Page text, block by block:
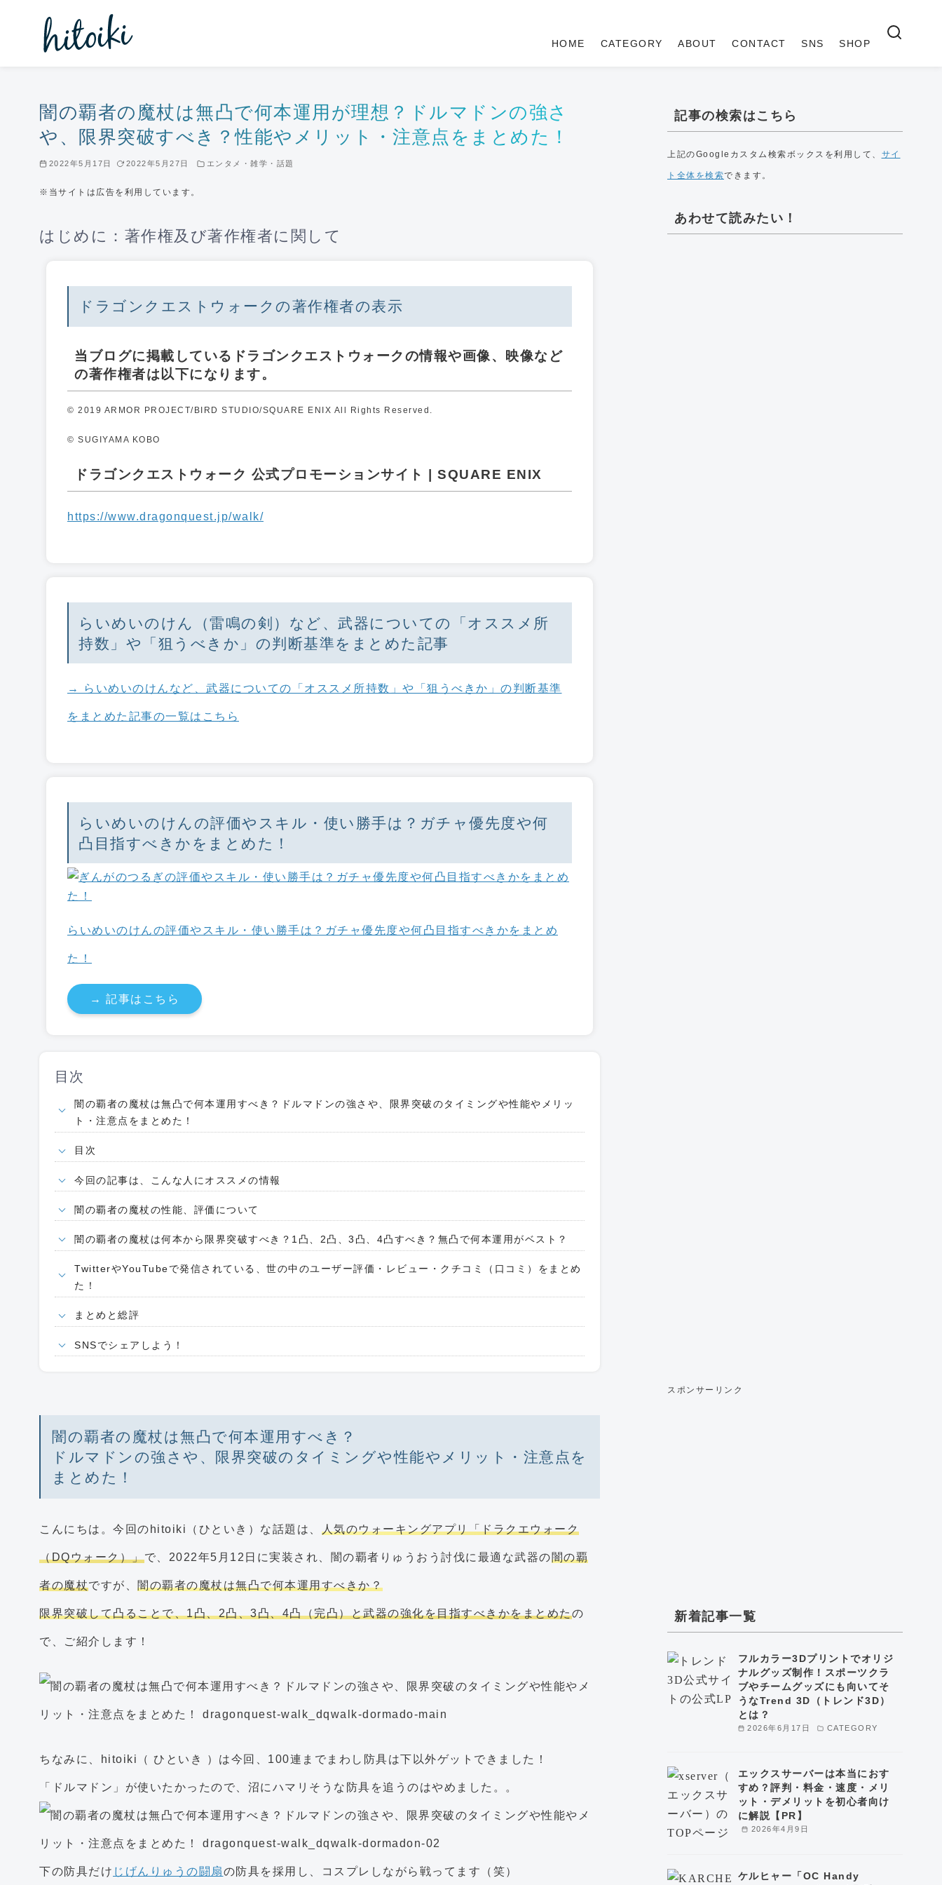
HOME CATEGORY ABOUT CONTACT SNS SHOP
闇の覇者の魔杖は無凸で何本運用が理想？ドルマドンの強さ
や、限界突破すべき？性能やメリット・注意点をまとめた！
2022年5月17日 2022年5月27日 エンタメ・雑学・話題
※当サイトは広告を利用しています。
はじめに：著作権及び著作権者に関して
ドラゴンクエストウォークの著作権者の表示
当ブログに掲載しているドラゴンクエストウォークの情報や画像、映像など
の著作権者は以下になります。
© 2019 ARMOR PROJECT/BIRD STUDIO/SQUARE ENIX All Rights Reserved.
© SUGIYAMA KOBO
ドラゴンクエストウォーク 公式プロモーションサイト | SQUARE ENIX
https://www.dragonquest.jp/walk/
らいめいのけん（雷鳴の剣）など、武器についての「オススメ所
持数」や「狙うべきか」の判断基準をまとめた記事
→ らいめいのけんなど、武器についての「オススメ所持数」や「狙うべきか」の判断基準
をまとめた記事の一覧はこちら
らいめいのけんの評価やスキル・使い勝手は？ガチャ優先度や何
凸目指すべきかをまとめた！
らいめいのけんの評価やスキル・使い勝手は？ガチャ優先度や何凸目指すべきかをまとめ
た！
→ 記事はこちら
目次
闇の覇者の魔杖は無凸で何本運用すべき？ドルマドンの強さや、限界突破のタイミングや性能やメリッ
ト・注意点をまとめた！
目次
今回の記事は、こんな人にオススメの情報
闇の覇者の魔杖の性能、評価について
闇の覇者の魔杖は何本から限界突破すべき？1凸、2凸、3凸、4凸すべき？無凸で何本運用がベスト？
TwitterやYouTubeで発信されている、世の中のユーザー評価・レビュー・クチコミ（口コミ）をまとめ
た！
まとめと総評
SNSでシェアしよう！
闇の覇者の魔杖は無凸で何本運用すべき？
ドルマドンの強さや、限界突破のタイミングや性能やメリット・注意点を
まとめた！
こんにちは。今回のhitoiki（ひといき）な話題は、 人気のウォーキングアプリ「ドラクエウォーク
（DQウォーク）」で、2022年5月12日に実装され、闇の覇者りゅうおう討伐に最適な武器の闇の覇
者の魔杖ですが、 闇の覇者の魔杖は無凸で何本運用すべきか？
限界突破して凸ることで、1凸、2凸、3凸、4凸（完凸）と武器の強化を目指すべきかをまとめたの
で、ご紹介します！
ちなみに、hitoiki（ ひといき ）は今回、100連までまわし防具は下以外ゲットできました！
「ドルマドン」が使いたかったので、沼にハマリそうな防具を追うのはやめました。。
下の防具だけ じげんりゅうの闘扇の防具を採用し、コスプレしながら戦ってます（笑）
記事の検索はこちら
上記のGoogleカスタム検索ボックスを利用して、 サイ
ト全体を検索できます。
あわせて読みたい！
スポンサーリンク
新着記事一覧
2026年6月17日 CATEGORY
フルカラー3Dプリントでオリジ
ナルグッズ制作！スポーツクラ
ブやチームグッズにも向いてそ
うなTrend 3D（トレンド3D）
とは？
2026年4月9日
エックスサーバーは本当におす
すめ？評判・料金・速度・メリ
ット・デメリットを初心者向け
に解説【PR】
ケルヒャー「OC Handy